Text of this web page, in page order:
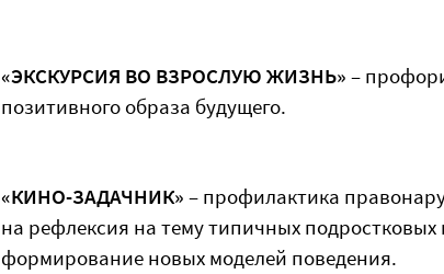
«ЭКСКУРСИЯ ВО ВЗРОСЛУЮ ЖИЗНЬ» –
позитивного образа будущего.
«КИНО-ЗАДАЧНИК» – профилактика
на рефлексия на тему типичных
формирование новых моделей поведения.